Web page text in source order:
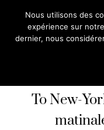
To New-
Nous utilisons des
expérience sur
dernier, nous